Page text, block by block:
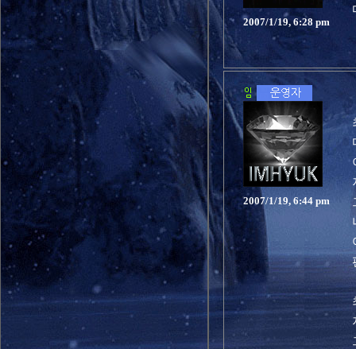
2007/1/19, 6:28 pm
2007/1/19, 6:44 pm